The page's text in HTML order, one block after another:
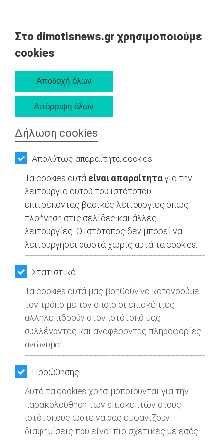
Στο dimotisnews.gr χρησιμοποιούμε
cookies
Δήλωση cookies
Απολύτως απαραίτητα cookies
Τα cookies αυτά είναι απαραίτηταγια την
λειτουργία αυτού του ιστότοπου
επιτρέποντας βασικές λειτουργίες όπως
πλοήγηση στις σελίδες και άλλες
λειτουργίες. Ο ιστότοπος δεν μπορεί να
λειτουργήσει σωστά χωρίς αυτά τα cookies.
Στατιστικά
Τα cookies αυτά μας βοηθούν να κατανοούμε
τον τρόπο με τον οποίο οι επισκέπτες
αλληλεπιδρούν στον ιστότοπό μας
συλλέγοντας και αναφέροντας πληροφορίες
ανώνυμα!
Προώθησης
Αυτά τα cookies χρησιμοποιούνται για την
παρακολούθηση των επισκεπτών στους
ιστότοπους ώστε να σας εμφανίζουν
διαφημίσεις που είναι πιο σχετικές με εσάς.